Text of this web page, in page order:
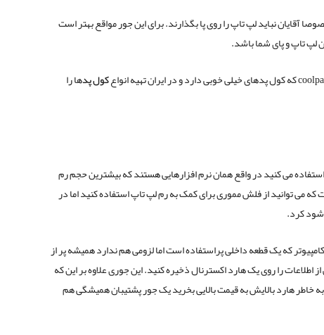
نباید لپ تاپ را روی پا بگذارند. برای این جور مواقع بهتر است
لپ تاپ و پای شما باشد.
کول پدها را
استفاده می کنید در واقع همان نرم افزارهایی هستند که بیشترین حجم رم
می توانید از فلش مموری برای کمک به رم لپ تاپ استفاده کنید اما در
شود کرد.
که یک قطعه داخلی پراستفاده است اما لزومی هم ندارد همیشه پر از
اطلاعات را روی یک هارد اکسترنال ذخیره کنید. این جوری علاوه بر این که
خاطر هارد بالایش به قیمت بالایی بخرید یک جور پشتیبان همیشگی هم